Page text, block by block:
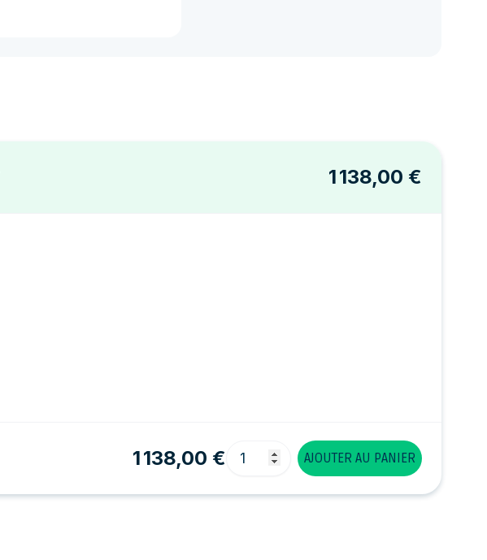
1 138,00 €
1 138,00 € Quantité
AJOUTER AU PANIER